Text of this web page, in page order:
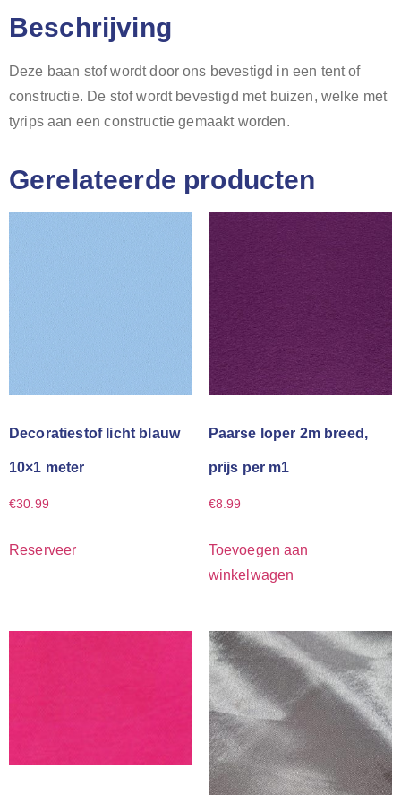
Beschrijving
Deze baan stof wordt door ons bevestigd in een tent of
constructie. De stof wordt bevestigd met buizen, welke met
tyrips aan een constructie gemaakt worden.
Gerelateerde producten
Decoratiestof licht blauw
10×1 meter
€30.99
Reserveer
Paarse loper 2m breed,
prijs per m1
€8.99
Toevoegen aan
winkelwagen